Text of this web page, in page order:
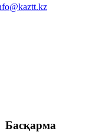
Басқарма